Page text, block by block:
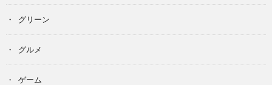
グリーン
グルメ
ゲーム